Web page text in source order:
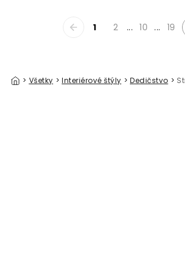
1 2 ... 10 ... 19
> Všetky > Interiérové štýly > Dedičstvo >